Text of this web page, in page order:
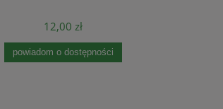
12,00 zł
powiadom o dostępności